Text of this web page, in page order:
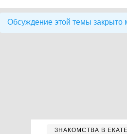
Обсуждение этой темы
ЗНАКОМСТВА В